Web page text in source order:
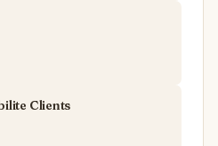
Clients